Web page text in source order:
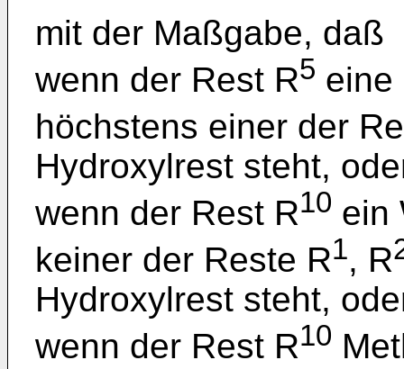
mit der Maßgabe, daß
wenn der Rest R5 eine
höchstens einer der
Hydroxylrest steht,
wenn der Rest R10 ein
keiner der Reste R1, R
Hydroxylrest steht,
wenn der Rest R10